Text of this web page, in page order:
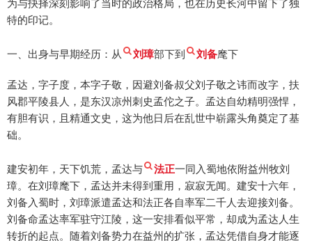
为与抉择深刻影响了当时的政治格局，也在历史长河中留下了独
特的印记。
一、出身与早期经历：从 刘璋部下到 刘备麾下
孟达，字子度，本字子敬，因避刘备叔父刘子敬之讳而改字，扶
风郡平陵县人，是东汉凉州刺史孟佗之子。孟达自幼精明强悍，
有胆有识，且精通文史，这为他日后在乱世中崭露头角奠定了基
础。
建安初年，天下饥荒，孟达与 法正一同入蜀地依附益州牧刘
璋。在刘璋麾下，孟达并未得到重用，寂寂无闻。建安十六年，
刘备入蜀时，刘璋派遣孟达和法正各自率军二千人去迎接刘备。
刘备命孟达率军驻守江陵，这一安排看似平常，却成为孟达人生
转折的起点。随着刘备势力在益州的扩张，孟达凭借自身才能逐